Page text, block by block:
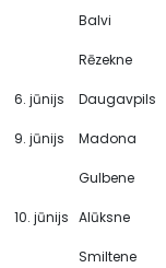
Balvi
Rēzekne
6. jūnijs Daugavpils
9. jūnijs Madona
Gulbene
10. jūnijs Alūksne
Smiltene